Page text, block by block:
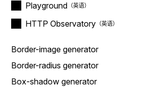
Playground
HTTP Observatory
Border-image generator
Border-radius generator
Box-shadow generator